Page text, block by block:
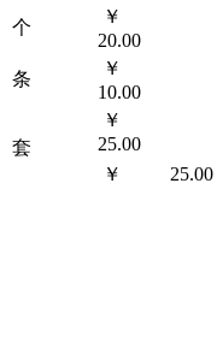
个
￥
20.00
条
￥
10.00
套
￥
25.00
￥ 25.00